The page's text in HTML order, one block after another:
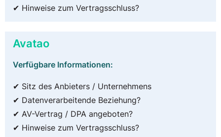
✔ Hinweise zum Vertragsschluss?
Avatao
Verfügbare Informationen:
✔ Sitz des Anbieters / Unternehmens
✔ Datenverarbeitende Beziehung?
✔ AV-Vertrag / DPA angeboten?
✔ Hinweise zum Vertragsschluss?